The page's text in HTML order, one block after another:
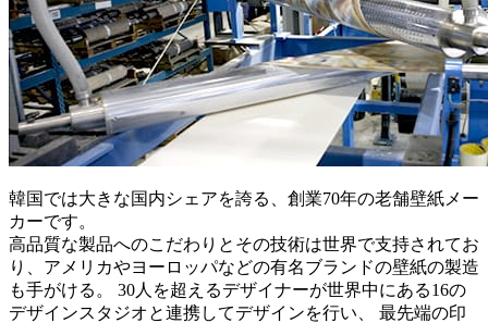
韓国では大きな国内シェアを誇る、創業70年の老舗壁紙メー
カーです。
高品質な製品へのこだわりとその技術は世界で支持されてお
り、アメリカやヨーロッパなどの有名ブランドの壁紙の製造
も手がける。 30人を超えるデザイナーが世界中にある16の
デザインスタジオと連携してデザインを行い、 最先端の印